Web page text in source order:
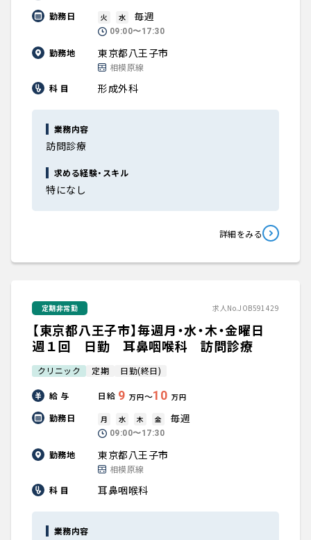
勤務日 火 水 毎週
09:00〜17:30
勤務地 東京都八王子市
相模原線
科 目
形成外科
業務内容
訪問診療
求める経験・スキル
特になし
詳細をみる
定期非常勤 求人No.JOB591429
【東京都八王子市】毎週月・水・木・金曜日
週１回 日勤 耳鼻咽喉科 訪問診療
クリニック 定期 日勤(終日)
給 与 日給 9 万円〜10 万円
勤務日 月 水 木 金 毎週
09:00〜17:30
勤務地 東京都八王子市
相模原線
科 目
耳鼻咽喉科
業務内容